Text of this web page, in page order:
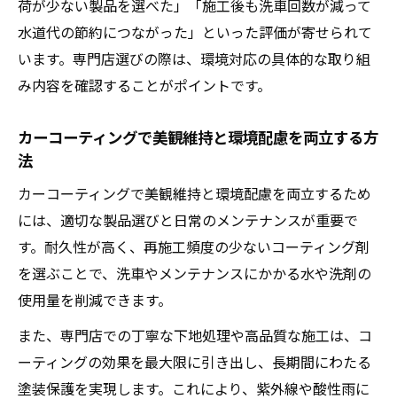
カーコーティング専門店のアフターケア体
制
荷が少ない製品を選べた」「施工後も洗車回数が減って
水道代の節約につながった」といった評価が寄せられて
います。専門店選びの際は、環境対応の具体的な取り組
み内容を確認することがポイントです。
カーコーティングで美観維持と環境配慮を両立する方
法
カーコーティングで美観維持と環境配慮を両立するため
には、適切な製品選びと日常のメンテナンスが重要で
す。耐久性が高く、再施工頻度の少ないコーティング剤
を選ぶことで、洗車やメンテナンスにかかる水や洗剤の
使用量を削減できます。
また、専門店での丁寧な下地処理や高品質な施工は、コ
ーティングの効果を最大限に引き出し、長期間にわたる
塗装保護を実現します。これにより、紫外線や酸性雨に